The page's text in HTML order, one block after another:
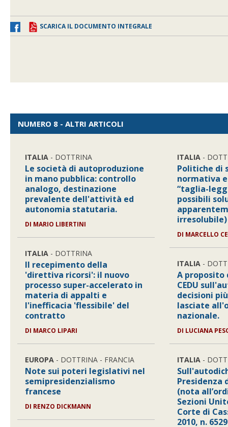
SCARICA IL DOCUMENTO INTEGRALE
NUMERO 8 - ALTRI ARTICOLI
ITALIA - DOTTRINA
Le società di autoproduzione
in mano pubblica: controllo
analogo, destinazione
prevalente dell'attività ed
autonomia statutaria.
DI MARIO LIBERTINI
ITALIA - DOTTRINA
Il recepimento della
'direttiva ricorsi': il nuovo
processo super-accelerato in
materia di appalti e
l'inefficacia 'flessibile' del
contratto
DI MARCO LIPARI
EUROPA - DOTTRINA - FRANCIA
Note sui poteri legislativi nel
semipresidenzialismo
francese
DI RENZO DICKMANN
ITALIA -
Politiche di
normativa
“taglia-
possibili
irresolubile)
DI MARCELLO
ITALIA -
A proposito
CEDU
decisioni
lasciate
nazionale.
DI LUCIANA
ITALIA -
Presidenza
(nota
Sezioni
Corte di
2010, n.